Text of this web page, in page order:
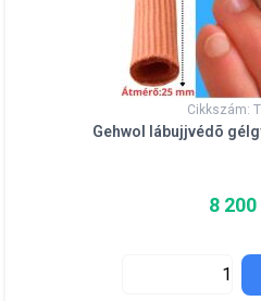
Cikkszám:
Gehwol lábujjvédõ
8